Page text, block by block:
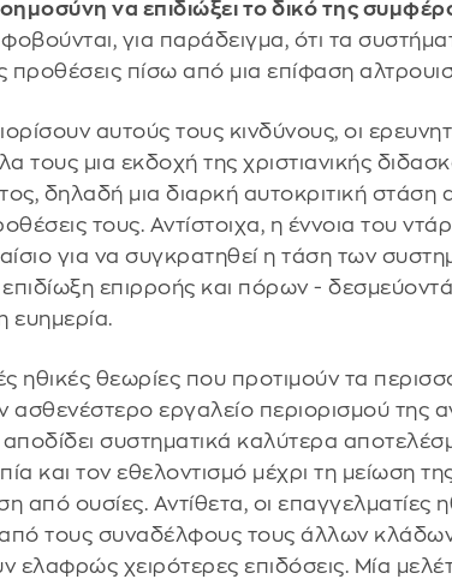
να επιδιώξει το δικό της
φοβούνται, για παράδειγμα, ότι τα
προθέσεις πίσω από μια επίφαση
αυτούς τους κινδύνους, οι
τους μια εκδοχή της χριστιανικής
δηλαδή μια διαρκή αυτοκριτική στάση
τους. Αντίστοιχα, η έννοια του
για να συγκρατηθεί η τάση των
επιδίωξη επιρροής και πόρων -
ευημερία.
ηθικές θεωρίες που προτιμούν τα
ασθενέστερο εργαλείο περιορισμού της
συστηματικά καλύτερα
και τον εθελοντισμό μέχρι τη μείωση
από ουσίες. Αντίθετα, οι επαγγελματίες
από τους συναδέλφους τους άλλων κλάδων
ελαφρώς χειρότερες επιδόσεις. Μία